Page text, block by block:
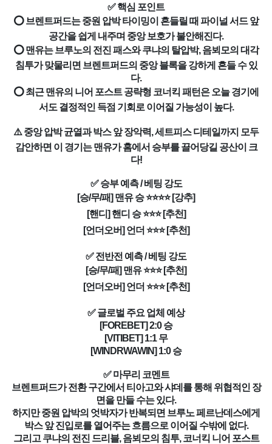
✅ 핵심 포인트
⭕ 브렌트퍼드는 중원 압박 타이밍이 흔들릴 때 파이널 서드 앞
공간을 쉽게 내주며 중앙 보호가 불안해진다.
⭕ 맨유는 브루노의 전진 패스와 쿠냐의 탈압박, 음뵈모의 대각
침투가 맞물리면 브렌트퍼드의 중앙 블록을 강하게 흔들 수 있
다.
⭕ 최근 맨유의 니어 포스트 공략형 코너킥 패턴은 오늘 경기에
서도 결정적인 득점 기회로 이어질 가능성이 높다.
⚠️ 중앙 압박 균열과 박스 앞 장악력, 세트피스 디테일까지 모두
감안하면 이 경기는 맨유가 홈에서 승부를 끌어당길 공산이 크
다!
✅ 승부 예측 / 베팅 강도
[승/무/패] 맨유 승 ⭐⭐⭐⭐ [강추]
[핸디] 핸디 승 ⭐⭐⭐ [추천]
[언더오버] 언더 ⭐⭐⭐ [추천]
✅ 전반전 예측 / 베팅 강도
[승/무/패] 맨유 ⭐⭐⭐ [추천]
[언더오버] 언더 ⭐⭐⭐ [추천]
✅ 글로벌 주요 업체 예상
[FOREBET] 2:0 승
[VITIBET] 1:1 무
[WINDRWAWIN] 1:0 승
✅ 마무리 코멘트
브렌트퍼드가 전환 구간에서 티아고와 샤데를 통해 위협적인 장
면을 만들 수는 있다.
하지만 중원 압박의 엇박자가 반복되면 브루노 페르난데스에게
박스 앞 진입로를 열어주는 흐름으로 이어질 수밖에 없다.
그리고 쿠냐의 전진 드리블, 음뵈모의 침투, 코너킥 니어 포스트